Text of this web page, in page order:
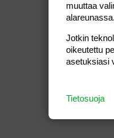
muuttaa
alareunassa.
Jotkin
oikeutettu
asetuksiasi
Tietosuoja